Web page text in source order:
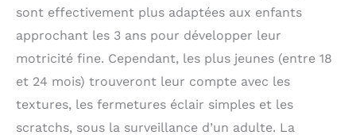
les compétences
quotidiennes et le
développement
sensoriel grâce à
pratique JOUET
MONTESSORI 3 ANS :
Busy Board offre une
sont effectivement plus adaptées aux enfants
approchant les 3 ans pour développer leur
motricité fine. Cependant, les plus jeunes (entre 18
et 24 mois) trouveront leur compte avec les
textures, les fermetures éclair simples et les
scratchs, sous la surveillance d’un adulte. La